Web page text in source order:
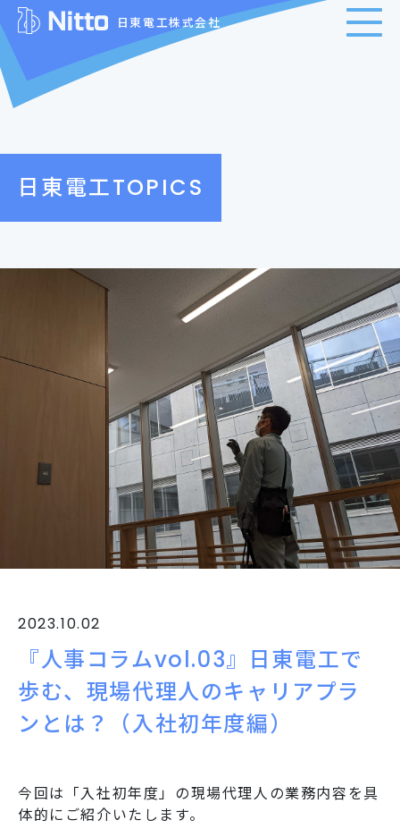
日東電工株式会社
日東電工TOPICS
2023.10.02
『人事コラムvol.03』日東電工で
歩む、現場代理人のキャリアプラ
ンとは？（入社初年度編）
今回は「入社初年度」の現場代理人の業務内容を具
体的にご紹介いたします。